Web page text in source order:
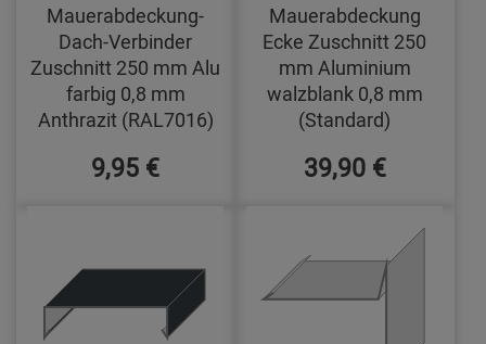
Mauerabdeckung-
Dach-Verbinder
Zuschnitt 250 mm Alu
farbig 0,8 mm
Anthrazit (RAL7016)
9,95 €
Mauerabdeckung
Ecke Zuschnitt 250
mm Aluminium
walzblank 0,8 mm
(Standard)
39,90 €